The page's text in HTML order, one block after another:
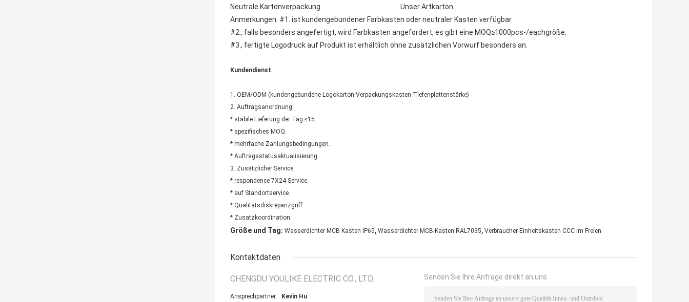
Neutrale Kartonverpackung Unser Artkarton
Anmerkungen: #1. ist kundengebundener Farbkasten oder neutraler Kasten verfügbar.
#2., falls besonders angefertigt, wird Farbkasten angefordert, es gibt eine MOQ≥1000pcs-/eachgröße.
#3., fertigte Logodruck auf Produkt ist erhältlich ohne zusätzlichen Vorwurf besonders an.
Kundendienst
1. OEM/ODM (kundengebundene Logokarton-Verpackungskasten-Tiefenplattenstärke)
2. Auftragsanordnung
* stabile Lieferung der Tag ≤15.
* spezifisches MOQ.
* mehrfache Zahlungsbedingungen.
* Auftragsstatusaktualisierung.
3. Zusätzlicher Service
* respondence 7X24 Service.
* auf Standortservice.
* Qualitätsdiskrepanzgriff.
* Zusatzkoordination.
Größe und Tag: Wasserdichter MCB Kasten IP65, Wasserdichter MCB Kasten RAL7035, Verbraucher-Einheitskasten CCC im Freien
Kontaktdaten
CHENGDU YOULIKE ELECTRIC CO., LTD.
Ansprechpartner:
Kevin Hu
Senden Sie Ihre Anfrage direkt an uns